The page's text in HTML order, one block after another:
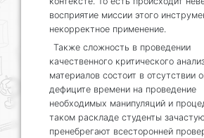
восприятие миссии этого
некорректное применение.
Также сложность в проведении
качественного критического
материалов состоит в отсутствии
дефиците времени на проведение
необходимых манипуляций и
таком раскладе студенты
пренебрегают всесторонней